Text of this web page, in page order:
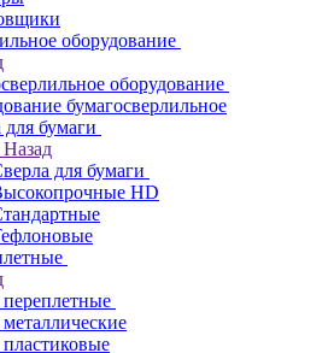
оборудование
оборудование
бумагосверлильное
бумаги
Назад
для бумаги
HD